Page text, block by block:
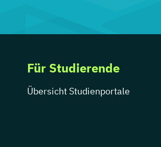
Für Studierende
Übersicht Studienportale